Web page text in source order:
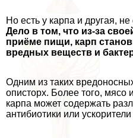
Но есть у карпа и другая,
Дело в том, что из-за
приёме пищи, карп
вредных веществ и
Одним из таких
описторх. Более того, мясо
карпа может содержать
антибиотики или ускорители